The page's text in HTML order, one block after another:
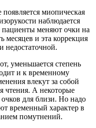
миопическая
наблюдается
меняют очки на
месяцев и эта коррекция
недостаточной.
уменьшается степень
и к временному
влекут за собой
чтения. А некоторые
для близи. Но надо
временный характер в
помутнений.